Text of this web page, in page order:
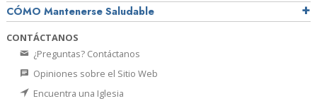
CÓMO Mantenerse Saludable
CONTÁCTANOS
¿Preguntas? Contáctanos
Opiniones sobre el Sitio Web
Encuentra una Iglesia